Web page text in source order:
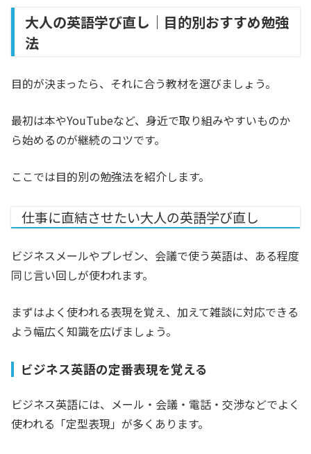
大人の英語学び直し｜目的別おすすめ勉強
法
目的が決まったら、それに合う教材を選びましょう。
最初は本やYouTubeなど、身近で取り組みやすいものか
ら始めるのが継続のコツです。
ここでは目的別の勉強法を紹介します。
仕事に直結させたい大人の英語学び直し
ビジネスメールやプレゼン、会議で使う英語は、ある程度
同じ言い回しが使われます。
まずはよく使われる表現を覚え、加えて雑談に対応できる
よう幅広く知識を広げましょう。
ビジネス英語の定番表現を覚える
ビジネス英語には、メール・会議・電話・交渉などでよく
使われる「定型表現」が多くあります。